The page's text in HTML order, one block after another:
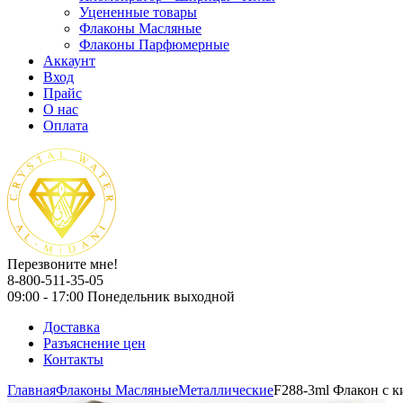
Уцененные товары
Флаконы Масляные
Флаконы Парфюмерные
Аккаунт
Вход
Прайс
О нас
Оплата
Перезвоните мне!
8-800-511-35-05
09:00 - 17:00 Понедельник выходной
Доставка
Разъяснение цен
Контакты
ГлавнаяФлаконы МасляныеМеталлическиеF288-3ml Флакон с